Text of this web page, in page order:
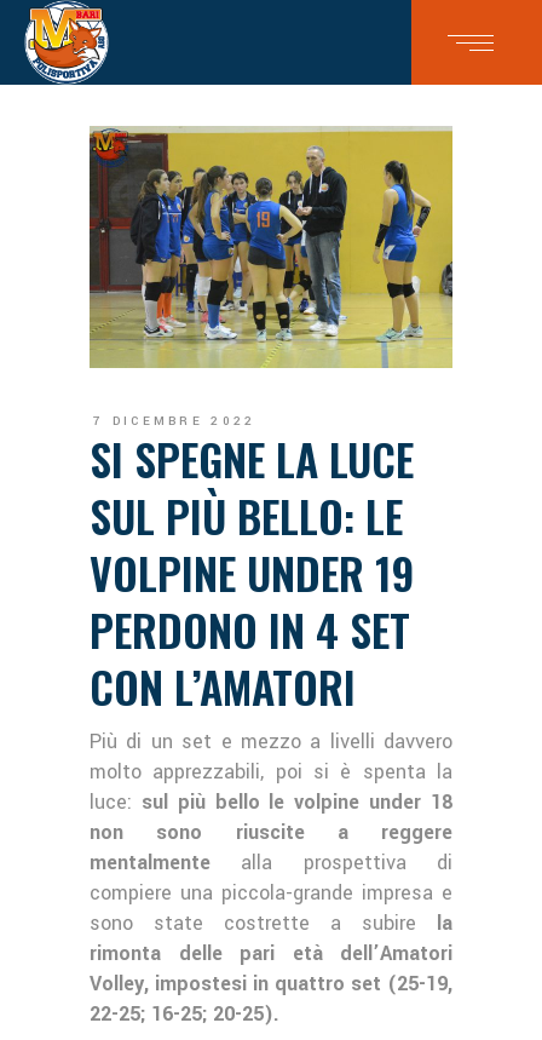
7 DICEMBRE 2022
SI SPEGNE LA LUCE
SUL PIÙ BELLO: LE
VOLPINE UNDER 19
PERDONO IN 4 SET
CON L’AMATORI
Più di un set e mezzo a livelli davvero
molto apprezzabili, poi si è spenta la
luce: sul più bello le volpine under 18
non sono riuscite a reggere
mentalmente alla prospettiva di
compiere una piccola-grande impresa e
sono state costrette a subire la
rimonta delle pari età dell’Amatori
Volley, impostesi in quattro set (25-19,
22-25; 16-25; 20-25).